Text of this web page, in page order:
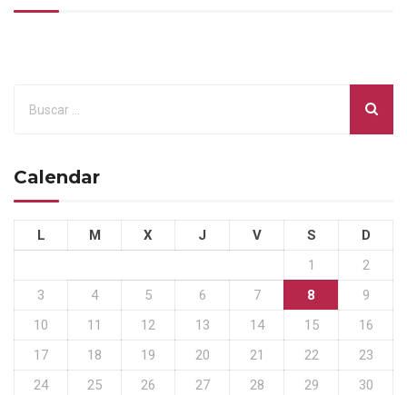
Calendar
L M X J V S
D
1
2
3
4 5 6 7 8
9
10
11 12 13 14 15
16
17
18 19 20 21 22
23
24
25 26 27 28 29
30